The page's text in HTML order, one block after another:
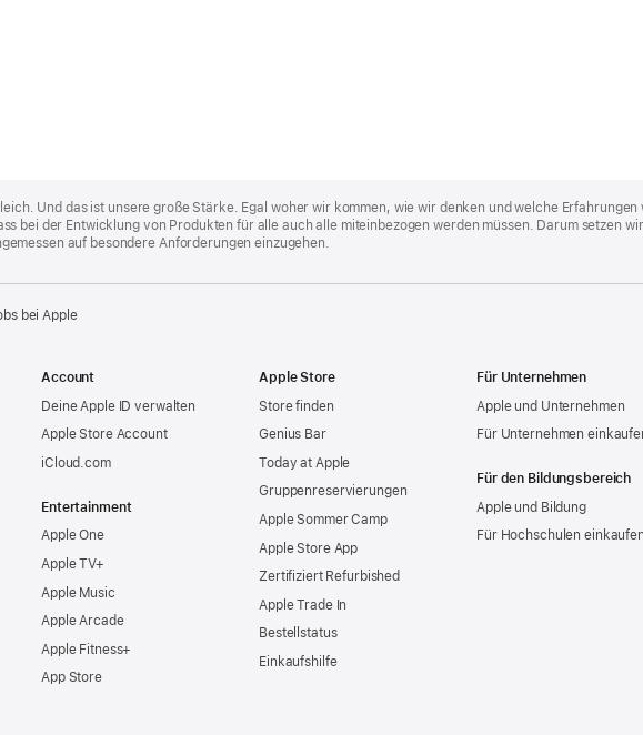
Und das ist unsere große Stärke. Egal woher wir kommen, wie wir denken und welche
bei der Entwicklung von Produkten für alle auch alle miteinbezogen werden müssen. Darum setzen
auf besondere Anforderungen einzugehen.
bei Apple
Account
Deine Apple ID verwalten
Apple Store Account
iCloud.com
Entertainment
Apple One
Apple TV+
Apple Music
Apple Arcade
Apple Fitness+
App Store
Apple Store
Store finden
Genius Bar
Today at Apple
Gruppen­reservierungen
Apple Sommer Camp
Apple Store App
Zertifiziert Refurbished
Apple Trade In
Bestellstatus
Einkaufshilfe
Für Unternehmen
Apple und Unternehmen
Für Unternehmen
Für den Bildungsbereich
Apple und Bildung
Für Hochschulen einkaufen